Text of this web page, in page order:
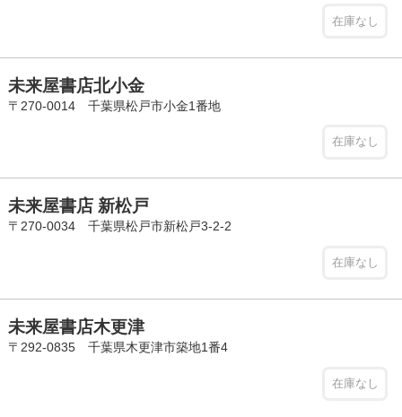
在庫なし
未来屋書店北小金
〒270-0014 千葉県松戸市小金1番地
在庫なし
未来屋書店 新松戸
〒270-0034 千葉県松戸市新松戸3-2-2
在庫なし
未来屋書店木更津
〒292-0835 千葉県木更津市築地1番4
在庫なし